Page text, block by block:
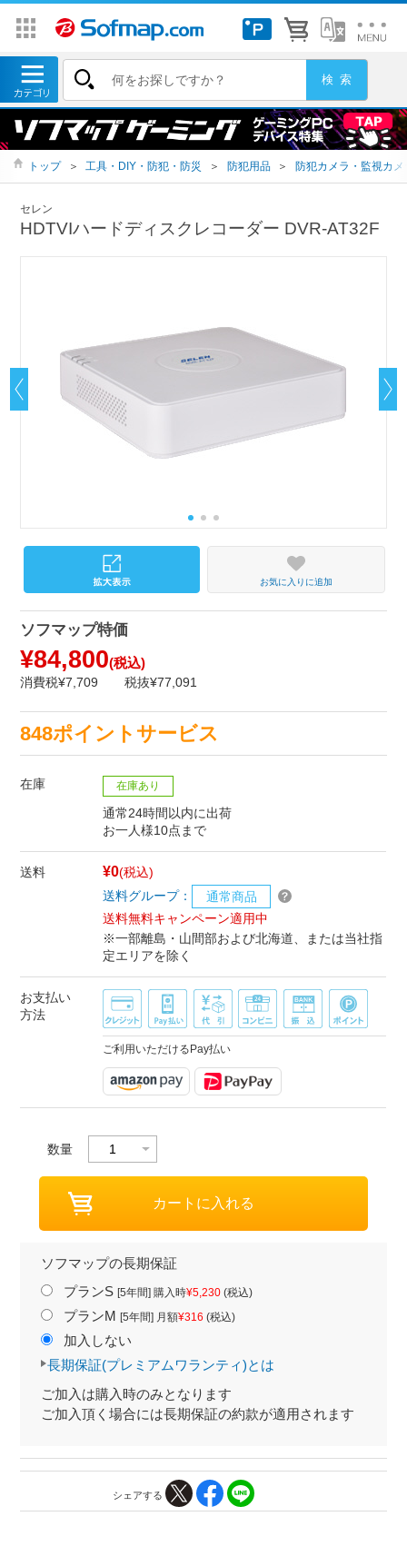
トップ ＞ 工具・DIY・防犯・防災 ＞ 防犯用品 ＞ 防犯カメラ・監視カメ
セレン
HDTVIハードディスクレコーダー DVR-AT32F
お気に入りに追加
ソフマップ特価
¥84,800(税込)
消費税¥7,709 税抜¥77,091
848ポイントサービス
在庫 在庫あり
通常24時間以内に出荷
お一人様10点まで
送料 ¥0(税込)
送料グループ：
通常商品
送料無料キャンペーン適用中
※一部離島・山間部および北海道、または当社指
定エリアを除く
お支払い
方法
ご利用いただけるPay払い
数量
ソフマップの長期保証
プランS [5年間] 購入時¥5,230(税込)
プランM [5年間] 月額¥316 (税込)
加入しない
長期保証(プレミアムワランティ)とは
ご加入は購入時のみとなります
ご加入頂く場合には長期保証の約款が適用されます
シェアする